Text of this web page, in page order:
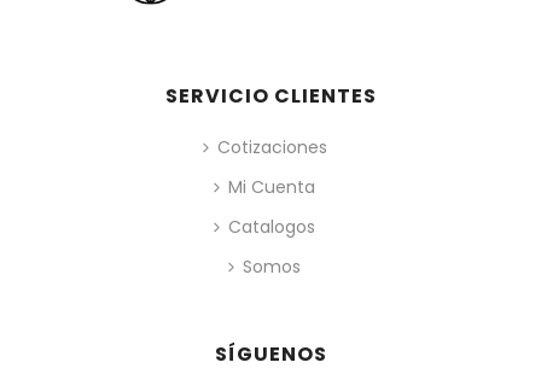
SERVICIO CLIENTES
Cotizaciones
Mi Cuenta
Catalogos
Somos
SÍGUENOS